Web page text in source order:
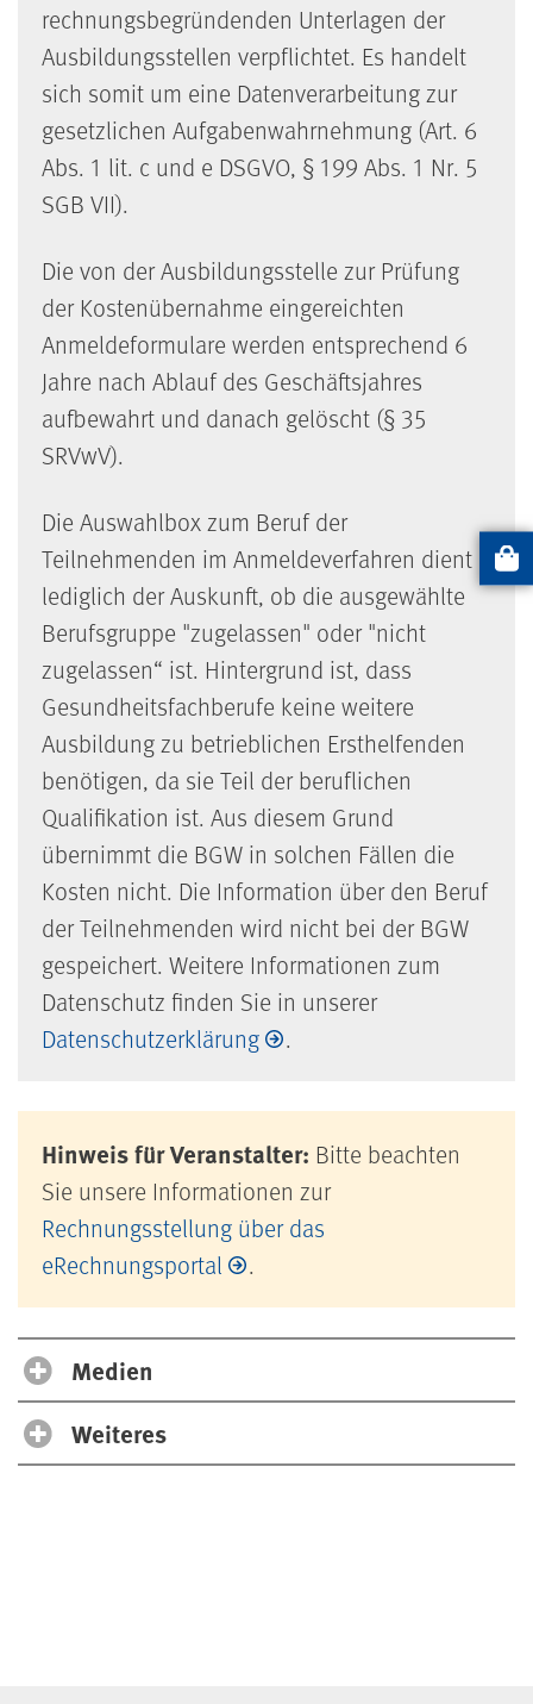
rechnungsbegründenden Unterlagen der
Ausbildungsstellen verpflichtet. Es handelt
sich somit um eine Datenverarbeitung zur
gesetzlichen Aufgabenwahrnehmung (Art. 6
Abs. 1 lit. c und e DSGVO, § 199 Abs. 1 Nr. 5
SGB VII).
Die von der Ausbildungsstelle zur Prüfung
der Kostenübernahme eingereichten
Anmeldeformulare werden entsprechend 6
Jahre nach Ablauf des Geschäftsjahres
aufbewahrt und danach gelöscht (§ 35
SRVwV).
Die Auswahlbox zum Beruf der
Teilnehmenden im Anmeldeverfahren dient
lediglich der Auskunft, ob die ausgewählte
Berufsgruppe "zugelassen" oder "nicht
zugelassen“ ist. Hintergrund ist, dass
Gesundheitsfachberufe keine weitere
Ausbildung zu betrieblichen Ersthelfenden
benötigen, da sie Teil der beruflichen
Qualifikation ist. Aus diesem Grund
übernimmt die BGW in solchen Fällen die
Kosten nicht. Die Information über den Beruf
der Teilnehmenden wird nicht bei der BGW
gespeichert. Weitere Informationen zum
Datenschutz finden Sie in unserer
Datenschutzerklärung
.
Hinweis für Veranstalter: Bitte beachten
Sie unsere Informationen zur
Rechnungsstellung über das
eRechnungsportal
.
Medien
Weiteres
Artikel